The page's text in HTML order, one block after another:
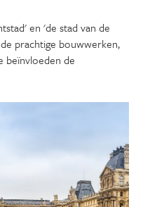
en 'de stad van de
prachtige bouwwerken,
beïnvloeden de